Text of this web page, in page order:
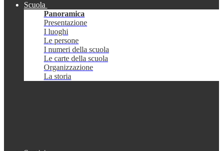
Scuola
Panoramica
Presentazione
I luoghi
Le persone
I numeri della scuola
Le carte della scuola
Organizzazione
La storia